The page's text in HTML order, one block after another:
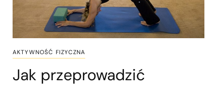
AKTYWNOŚĆ FIZYCZNA
Jak przeprowadzić